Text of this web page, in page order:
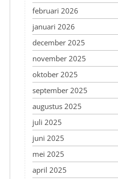
februari 2026
januari 2026
december 2025
november 2025
oktober 2025
september 2025
augustus 2025
juli 2025
juni 2025
mei 2025
april 2025